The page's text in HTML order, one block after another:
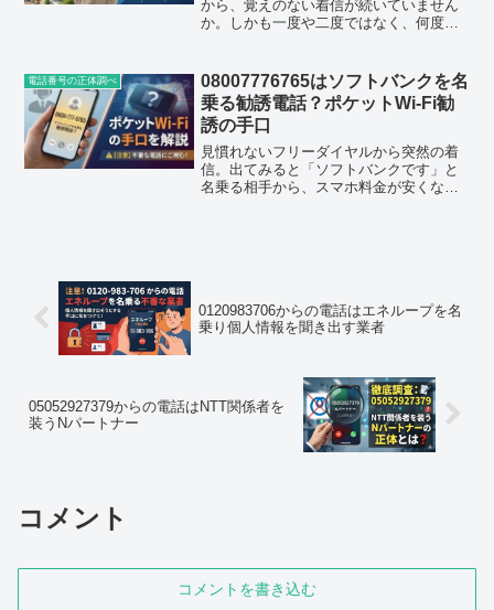
から、覚えのない着信が続いていません
か。しかも一度や二度ではなく、何度も
558-9691（052558969...
電話番号の正体調べ
08007776765はソフトバンクを名
乗る勧誘電話？ポケットWi-Fi勧
誘の手口
見慣れないフリーダイヤルから突然の着
信。出てみると「ソフトバンクです」と
名乗る相手から、スマホ料金が安くなる
0120983706からの電話はエネループを名
乗り個人情報を聞き出す業者
05052927379からの電話はNTT関係者を
装うNパートナー
コメント
コメントを書き込む